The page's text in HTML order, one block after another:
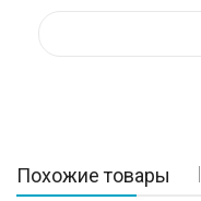
Похожие товары